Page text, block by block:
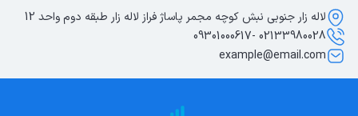
لاله زار جنوبی نبش کوچه مجمر پاساژ فراز لاله زار طبقه دوم واحد 12
02133980028 -09301000617
example@email.com